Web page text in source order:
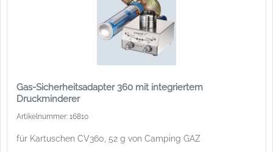
Gas-Sicherheitsadapter 360 mit integriertem
Druckminderer
Artikelnummer: 16810
für Kartuschen CV360, 52 g von Camping GAZ